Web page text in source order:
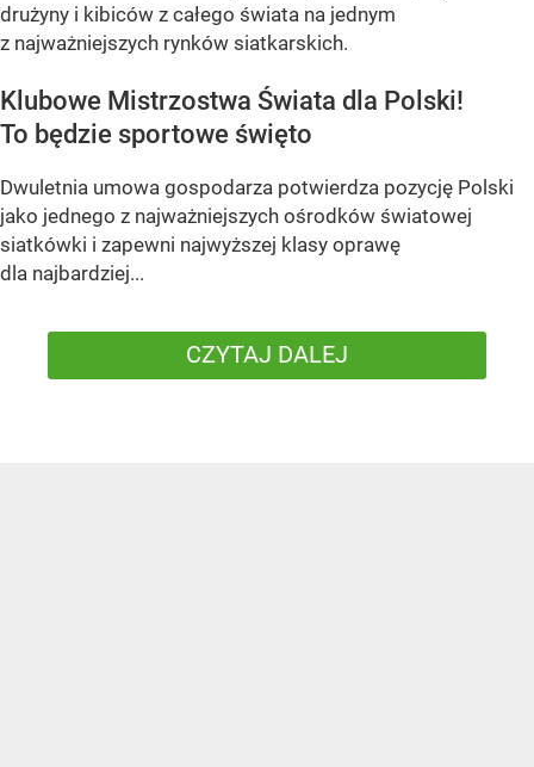
drużyny i kibiców z całego świata na jednym
z najważniejszych rynków siatkarskich.
Klubowe Mistrzostwa Świata dla Polski!
To będzie sportowe święto
Dwuletnia umowa gospodarza potwierdza pozycję Polski
jako jednego z najważniejszych ośrodków światowej
siatkówki i zapewni najwyższej klasy oprawę
dla najbardziej...
CZYTAJ DALEJ